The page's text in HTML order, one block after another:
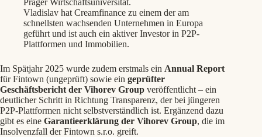
Vladislav hat Creamfinance zu einem der am
schnellsten wachsenden Unternehmen in Europa
geführt und ist auch ein aktiver Investor in P2P-
Plattformen und Immobilien.
Im Spätjahr 2025 wurde zudem erstmals ein Annual Report
für Fintown (ungeprüft) sowie ein geprüfter
Geschäftsbericht der Vihorev Group veröffentlicht – ein
deutlicher Schritt in Richtung Transparenz, der bei jüngeren
P2P-Plattformen nicht selbstverständlich ist. Ergänzend dazu
gibt es eine Garantieerklärung der Vihorev Group, die im
Insolvenzfall der Fintown s.r.o. greift.